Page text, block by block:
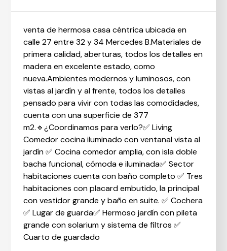
venta de hermosa casa céntrica ubicada en
calle 27 entre 32 y 34 Mercedes B.Materiales de
primera calidad, aberturas, todos los detalles en
madera en excelente estado, como
nueva.Ambientes modernos y luminosos, con
vistas al jardín y al frente, todos los detalles
pensado para vivir con todas las comodidades,
cuenta con una superficie de 377
m2.🔹¿Coordinamos para verlo?✅ Living
Comedor cocina iluminado con ventanal vista al
jardín ✅ Cocina comedor amplia, con isla doble
bacha funcional, cómoda e iluminada✅ Sector
habitaciones cuenta con baño completo ✅ Tres
habitaciones con placard embutido, la principal
con vestidor grande y baño en suite. ✅ Cochera
✅ Lugar de guarda✅ Hermoso jardín con pileta
grande con solarium y sistema de filtros ✅
Cuarto de guardado